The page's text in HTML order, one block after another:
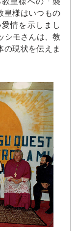
皇様はいつもの
情を示しまし
シモさんは、教
の現状を伝えま